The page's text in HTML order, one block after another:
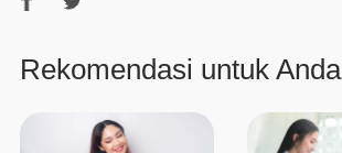
Rekomendasi untuk Anda